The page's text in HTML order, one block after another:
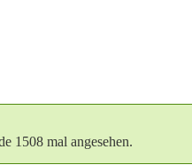
1508 mal angesehen.